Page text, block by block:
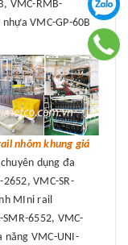
VMC-RMB-
VMC-GP-60B
nhôm khung giá
dụng đa
2652, VMC-SR-
MIni rail
6552, VMC-
năng VMC-UNI-